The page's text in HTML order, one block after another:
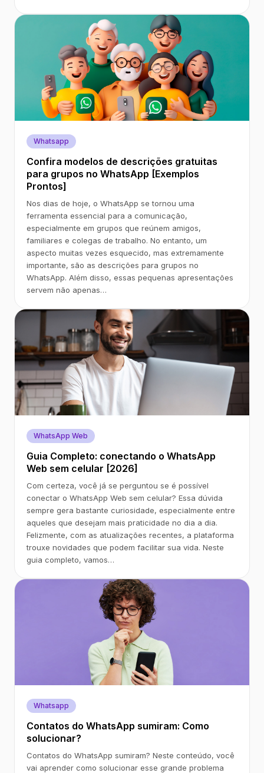
Whatsapp
Confira modelos de descrições gratuitas
para grupos no WhatsApp [Exemplos
Prontos]
Nos dias de hoje, o WhatsApp se tornou uma
ferramenta essencial para a comunicação,
especialmente em grupos que reúnem amigos,
familiares e colegas de trabalho. No entanto, um
aspecto muitas vezes esquecido, mas extremamente
importante, são as descrições para grupos no
WhatsApp. Além disso, essas pequenas apresentações
servem não apenas…
WhatsApp Web
Guia Completo: conectando o WhatsApp
Web sem celular [2026]
Com certeza, você já se perguntou se é possível
conectar o WhatsApp Web sem celular? Essa dúvida
sempre gera bastante curiosidade, especialmente entre
aqueles que desejam mais praticidade no dia a dia.
Felizmente, com as atualizações recentes, a plataforma
trouxe novidades que podem facilitar sua vida. Neste
guia completo, vamos…
Whatsapp
Contatos do WhatsApp sumiram: Como
solucionar?
Contatos do WhatsApp sumiram? Neste conteúdo, você
vai aprender como solucionar esse grande problema